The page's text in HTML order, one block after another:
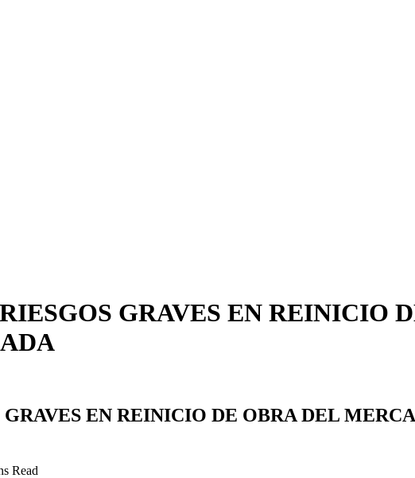
GRAVES EN REINICIO
EN REINICIO DE OBRA DEL
Read